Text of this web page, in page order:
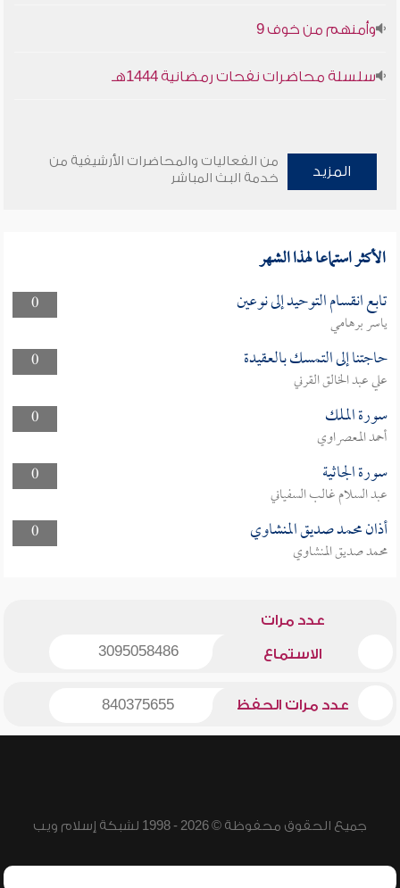
وأمنهم من خوف 9
سلسلة محاضرات نفحات رمضانية 1444هـ
المزيد
من الفعاليات والمحاضرات الأرشيفية من
خدمة البث المباشر
الأكثر استماعا لهذا الشهر
0 تابع انقسام التوحيد إلى نوعين
ياسر برهامي
0
حاجتنا إلى التمسك بالعقيدة
علي عبد الخالق القرني
0
سورة الملك
أحمد المعصراوي
0
سورة الجاثية
عبد السلام غالب السفياني
0
أذان محمد صديق المنشاوي
محمد صديق المنشاوي
عدد مرات
الاستماع 3095058486
عدد مرات الحفظ 840375655
جميع الحقوق محفوظة © 2026 - 1998 لشبكة إسلام ويب